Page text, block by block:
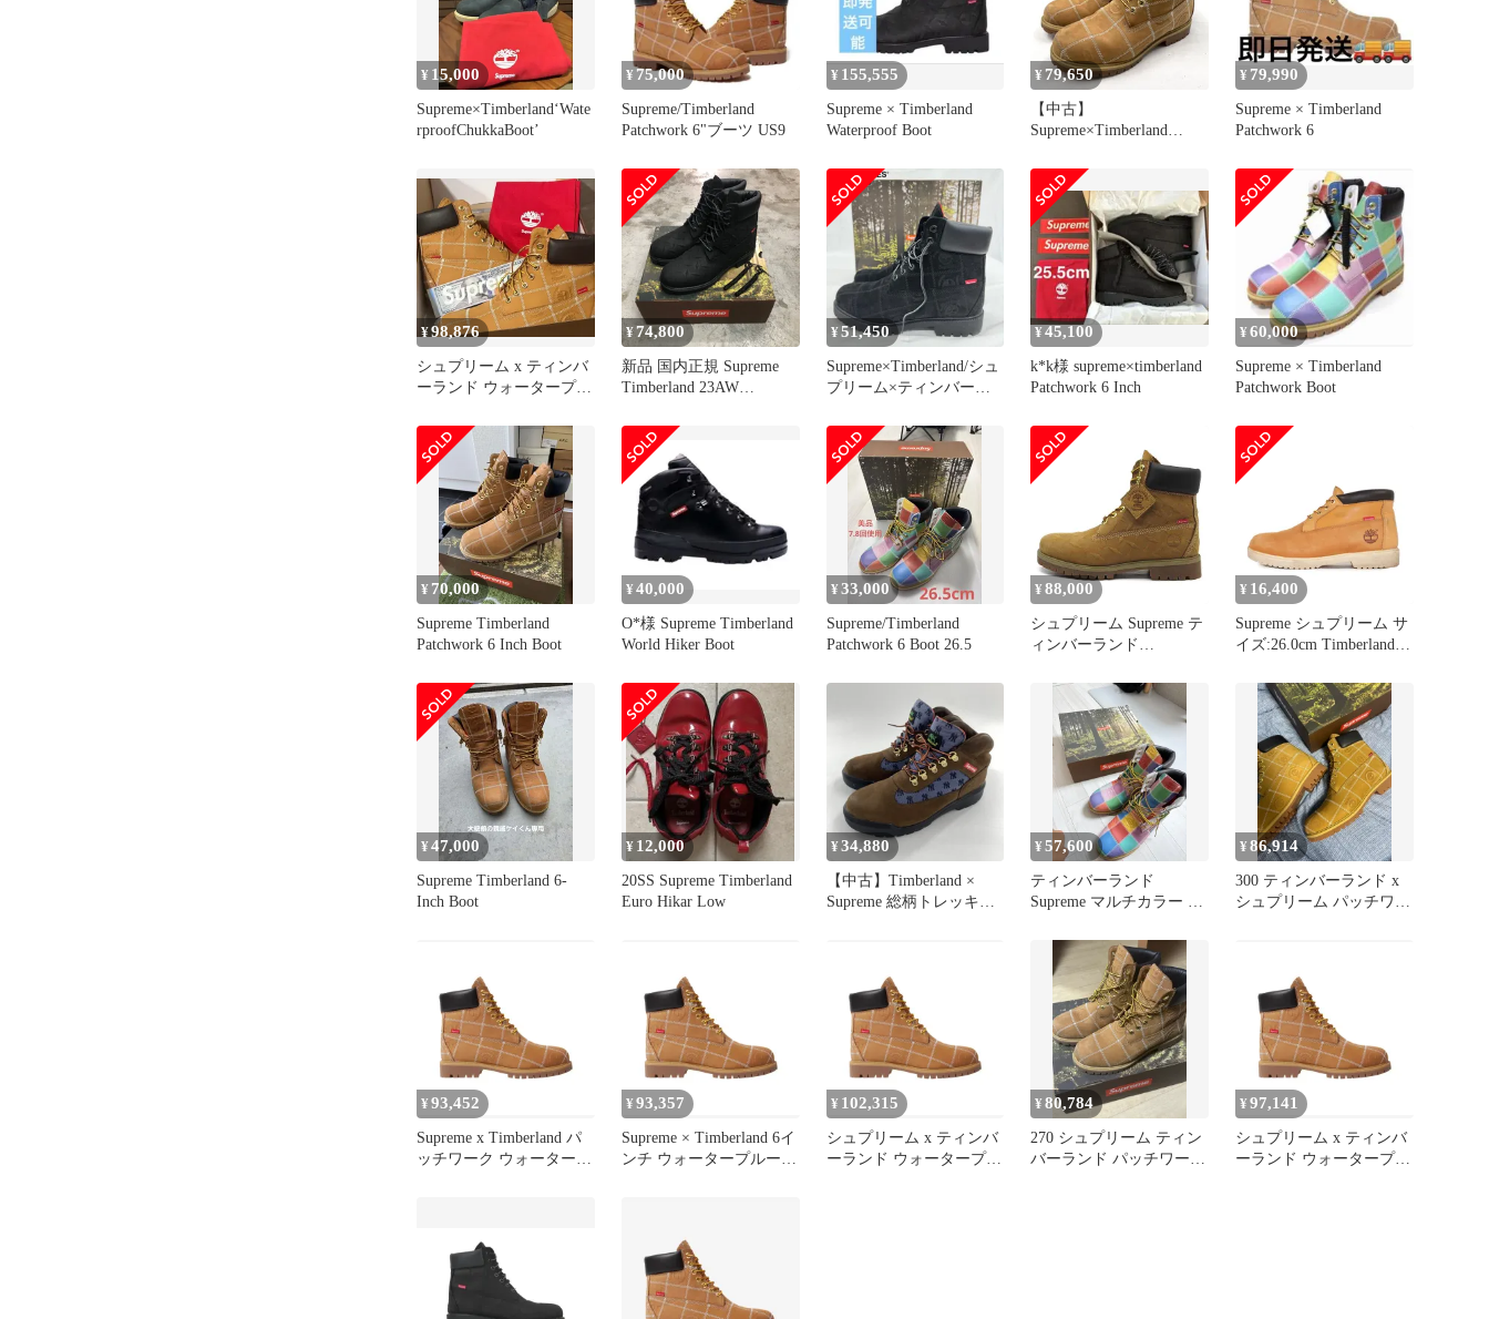
¥ 15,000
Supreme×Timberland‘Wate
rproofChukkaBoot’
¥ 75,000
Supreme/Timberland
Patchwork 6"ブーツ US9
¥ 155,555
Supreme × Timberland
Waterproof Boot
¥ 79,650
【中古】
Supreme×Timberland
Boot Wheat 27cm
TB0A5TBZ754 シュプリ
ーム×ティンバーランド
[17]
¥ 79,990
Supreme × Timberland
Patchwork 6
¥98,876
シュプリーム x ティンバ
ーランド ウォータープル
¥74,800
新品 国内正規 Supreme
Timberland 23AW
Waterproof Boot コラボ ブ
ーツ ティンバーランド
シュプリーム 9 76269A1
¥51,450
Supreme×Timberland/シュ
プリーム×ティンバーラ
Premium Boot/6インチブ
ーツTB0A5TBZW05/27
¥45,100
k*k様 supreme×timberland
Patchwork 6 Inch
¥ 60,000
Supreme × Timberland
Patchwork Boot
¥ 70,000
Supreme Timberland
Patchwork 6 Inch Boot
¥40,000
O*様 Supreme Timberland
World Hiker Boot
¥33,000
Supreme/Timberland
Patchwork 6 Boot 26.5
¥ 88,000
シュプリーム Supreme テ
ィンバーランド
モンドプレート 6インチ
プレミアム ブーツ
Diamond Plate 6Inch
Premium Waterproof Boot
Wheat 27.5cm ☆AA★
¥ 16,400
Supreme シュプリーム サ
イズ:26.0cm Timberland
ツ Waterproof Chukka Boot
ウィート US8 ティンバー
ランド コラボ シューズ
靴【メンズ】
¥47,000
Supreme Timberland 6-
Inch Boot
¥ 12,000
20SS Supreme Timberland
Euro Hikar Low
¥34,880
【中古】Timberland ×
Supreme 総柄トレッキン
¥57,600
ティンバーランド
Supreme マルチカラー ブ
¥86,914
300 ティンバーランド x
シュプリーム パッチワー
¥ 93,452
Supreme x Timberland パ
ッチワーク ウォータープ
¥ 93,357
Supreme × Timberland 6イ
ンチ ウォータープルーフ
¥ 102,315
シュプリーム x ティンバ
ーランド ウォータープル
¥80,784
270 シュプリーム ティン
バーランド パッチワーク
¥ 97,141
シュプリーム x ティンバ
ーランド ウォータープル